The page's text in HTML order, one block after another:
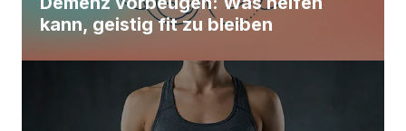
kann, geistig fit zu bleiben